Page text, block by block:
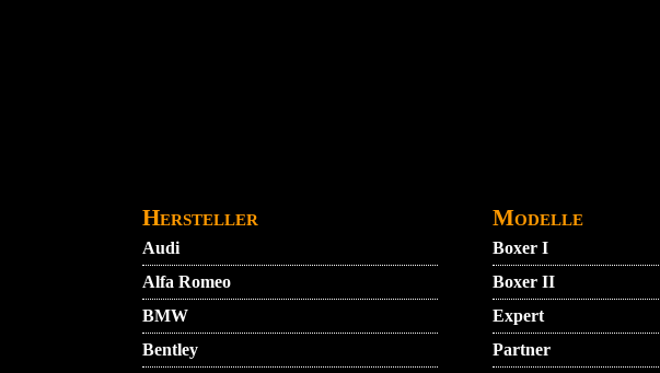
Hersteller
Audi
Alfa Romeo
BMW
Bentley
Modelle
Boxer I
Boxer II
Expert
Partner